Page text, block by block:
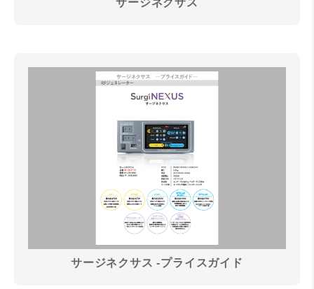
サージネクサス
サージネクサス -プライスガイド